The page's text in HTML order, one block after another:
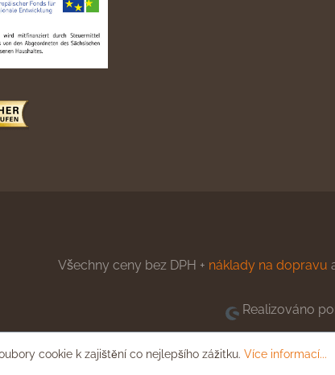
Všechny ceny bez DPH + náklady na dopravu
Realizováno
cookie k zajištění co nejlepšího zážitku. Více informací...